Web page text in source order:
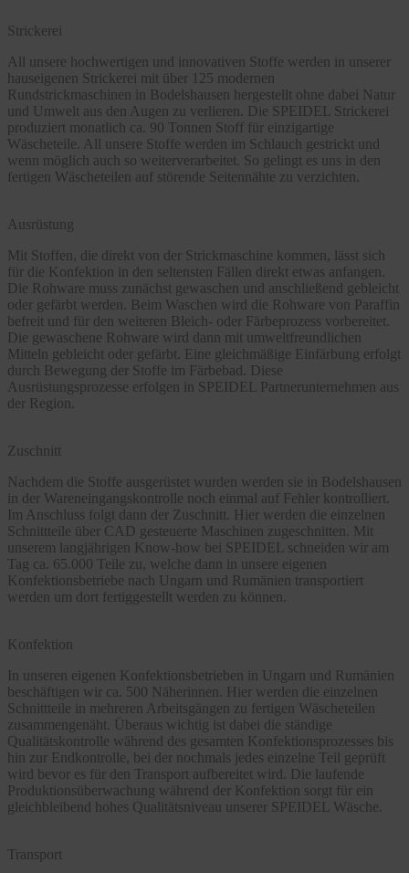
Strickerei
All unsere hochwertigen und innovativen Stoffe werden in unserer
hauseigenen Strickerei mit über 125 modernen
Rundstrickmaschinen in Bodelshausen hergestellt ohne dabei Natur
und Umwelt aus den Augen zu verlieren. Die SPEIDEL Strickerei
produziert monatlich ca. 90 Tonnen Stoff für einzigartige
Wäscheteile. All unsere Stoffe werden im Schlauch gestrickt und
wenn möglich auch so weiterverarbeitet. So gelingt es uns in den
fertigen Wäscheteilen auf störende Seitennähte zu verzichten.
Ausrüstung
Mit Stoffen, die direkt von der Strickmaschine kommen, lässt sich
für die Konfektion in den seltensten Fällen direkt etwas anfangen.
Die Rohware muss zunächst gewaschen und anschließend gebleicht
oder gefärbt werden. Beim Waschen wird die Rohware von Paraffin
befreit und für den weiteren Bleich- oder Färbeprozess vorbereitet.
Die gewaschene Rohware wird dann mit umweltfreundlichen
Mitteln gebleicht oder gefärbt. Eine gleichmäßige Einfärbung erfolgt
durch Bewegung der Stoffe im Färbebad. Diese
Ausrüstungsprozesse erfolgen in SPEIDEL Partnerunternehmen aus
der Region.
Zuschnitt
Nachdem die Stoffe ausgerüstet wurden werden sie in Bodelshausen
in der Wareneingangskontrolle noch einmal auf Fehler kontrolliert.
Im Anschluss folgt dann der Zuschnitt. Hier werden die einzelnen
Schnittteile über CAD gesteuerte Maschinen zugeschnitten. Mit
unserem langjährigen Know-how bei SPEIDEL schneiden wir am
Tag ca. 65.000 Teile zu, welche dann in unsere eigenen
Konfektionsbetriebe nach Ungarn und Rumänien transportiert
werden um dort fertiggestellt werden zu können.
Konfektion
In unseren eigenen Konfektionsbetrieben in Ungarn und Rumänien
beschäftigen wir ca. 500 Näherinnen. Hier werden die einzelnen
Schnittteile in mehreren Arbeitsgängen zu fertigen Wäscheteilen
zusammengenäht. Überaus wichtig ist dabei die ständige
Qualitätskontrolle während des gesamten Konfektionsprozesses bis
hin zur Endkontrolle, bei der nochmals jedes einzelne Teil geprüft
wird bevor es für den Transport aufbereitet wird. Die laufende
Produktionsüberwachung während der Konfektion sorgt für ein
gleichbleibend hohes Qualitätsniveau unserer SPEIDEL Wäsche.
Transport